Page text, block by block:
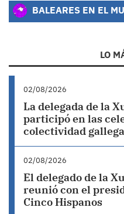
BALEARES EN EL
LO
02/08/2026
La delegada de la
participó en las
colectividad
02/08/2026
El delegado de la
reunió con el
Cinco Hispanos